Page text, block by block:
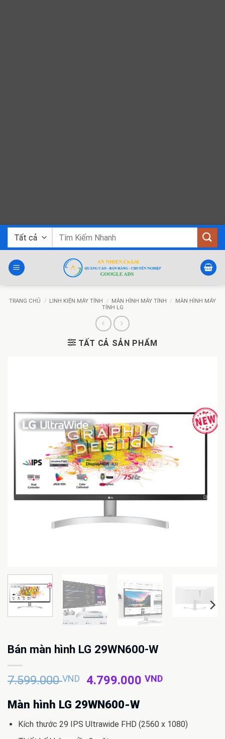
Bỏ
dung
Tìm
TRANG CHỦ / LINH KIỆN MÁY TÍNH / MÀN HÌNH MÁY TÍNH /
MÀN HÌNH MÁY
TÍNH LG
TẤT CẢ SẢN PHẨM
Bán màn hình LG 29WN600-W
7.599.000VND
Giá
là:
4.799.000VNDGiá
4.799.000
Màn hình LG 29WN600-W
Kích thước 29 IPS Ultrawide FHD (2560 x 1080)